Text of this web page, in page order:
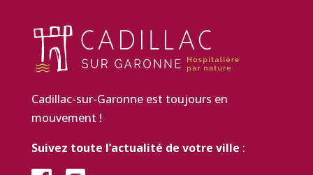
Cadillac-sur-Garonne est toujours en
mouvement !
Suivez toute l’actualité de votre ville :